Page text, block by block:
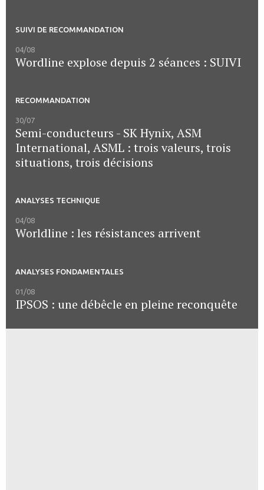
SUIVI DE RECOMMANDATION
04/08
Wordline explose depuis 2 séances : SUIVI
RECOMMANDATION
30/07
Semi-conducteurs - SK Hynix, ASM
International, ASML : trois valeurs, trois
situations, trois décisions
ANALYSES TECHNIQUE
04/08
Worldline : les résistances arrivent
ANALYSES FONDAMENTALES
01/08
IPSOS : une débêcle en pleine reconquête